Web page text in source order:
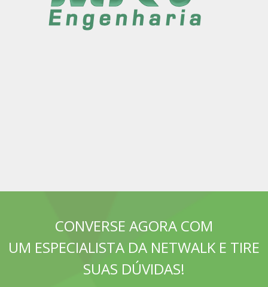
CONVERSE AGORA COM
UM ESPECIALISTA DA NETWALK E TIRE
SUAS DÚVIDAS!